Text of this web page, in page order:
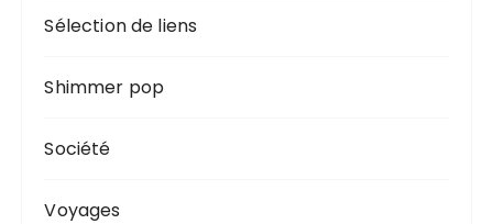
Sélection de liens
Shimmer pop
Société
Voyages